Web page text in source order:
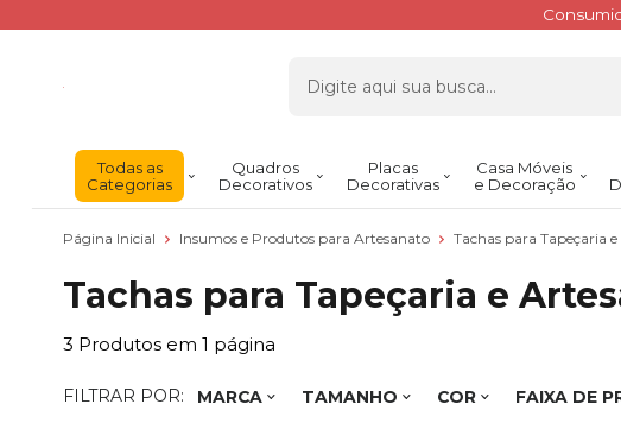
Todas as
Categorias
Quadros
Decorativos
Placas
Decorativas
Casa Móveis
e Decoração
Página Inicial Insumos e Produtos para Artesanato Tachas para Tapeçaria
Tachas para Tapeçaria e
3 Produtos em 1 página
FILTRAR POR: MARCA TAMANHO COR FAIXA DE